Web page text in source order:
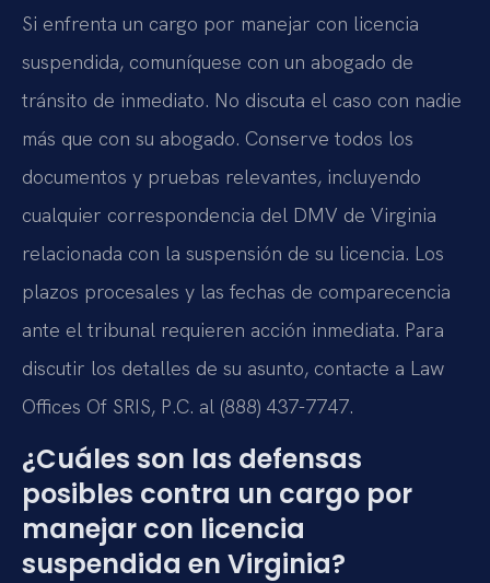
Si enfrenta un cargo por manejar con licencia
suspendida, comuníquese con un abogado de
tránsito de inmediato. No discuta el caso con nadie
más que con su abogado. Conserve todos los
documentos y pruebas relevantes, incluyendo
cualquier correspondencia del DMV de Virginia
relacionada con la suspensión de su licencia. Los
plazos procesales y las fechas de comparecencia
ante el tribunal requieren acción inmediata. Para
discutir los detalles de su asunto, contacte a Law
Offices Of SRIS, P.C. al (888) 437-7747.
¿Cuáles son las defensas
posibles contra un cargo por
manejar con licencia
suspendida en Virginia?